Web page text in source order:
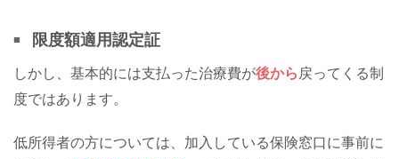
限度額適用認定証
しかし、基本的には支払った治療費が後から 戻ってくる制
度ではあります。
低所得者の方については、加入している保険窓口に事前に